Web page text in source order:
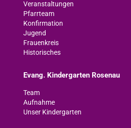
Veranstaltungen
Pfarrteam
Konfirmation
Jugend
Frauenkreis
Historisches
Evang. Kindergarten Rosenau
Team
Aufnahme
Unser Kindergarten